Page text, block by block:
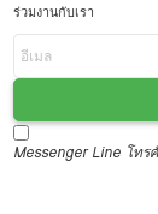
ร่วมงานกับเรา
Messenger Line โทร